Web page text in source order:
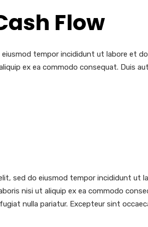
Flow
tempor incididunt ut labore et
ex ea commodo consequat. Duis
sed do eiusmod tempor incididunt ut
nisi ut aliquip ex ea commodo
nulla pariatur. Excepteur sint